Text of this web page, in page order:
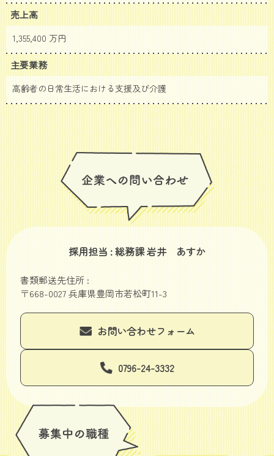
売上高
1,355,400 万円
主要業務
高齢者の日常生活における支援及び介護
採用担当 : 総務課 岩井 あすか
書類郵送先住所 :
〒668-0027 兵庫県豊岡市若松町11-3
お問い合わせフォーム
0796-24-3332